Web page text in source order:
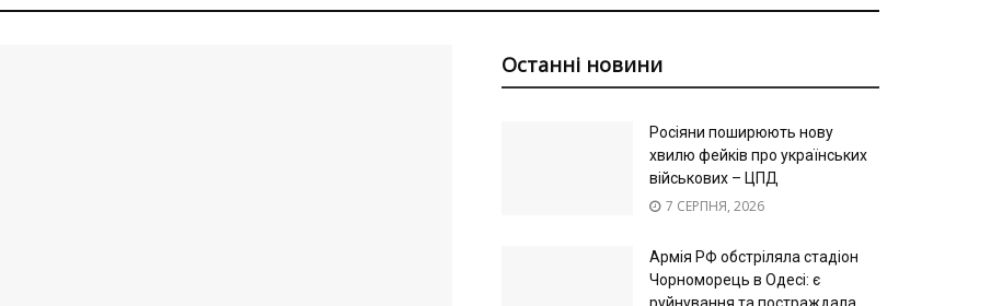
Останні новини
Росіяни поширюють нову
хвилю фейків про українських
військових – ЦПД
7 СЕРПНЯ, 2026
Армія РФ обстріляла стадіон
Чорноморець в Одесі: є